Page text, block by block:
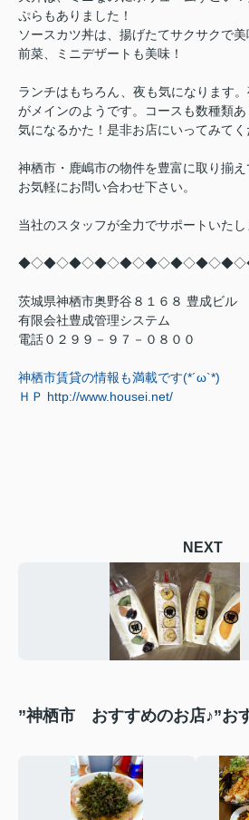
ぷらもありました！
ソースカツ丼は、揚げたてサクサクで
前菜、ミニデザートも美味！
ランチはもちろん、夜も気になります
がメインのようです。コースも数種類あ
気になるかた！是非お店にいってみて
神栖市・鹿嶋市の物件を豊富に取り揃え
お気軽にお問い合わせ下さい。
当社のスタッフが全力でサポートいたし
茨城県神栖市奥野谷８１６８ 豊成ビル
有限会社豊成管理システム
電話０２９９－９７－０８００
神栖市賃貸の情報も満載です(*´ω`*)
ＨＰ http://www.housei.net/
NEXT
”神栖市 おすすめのお店♪”お